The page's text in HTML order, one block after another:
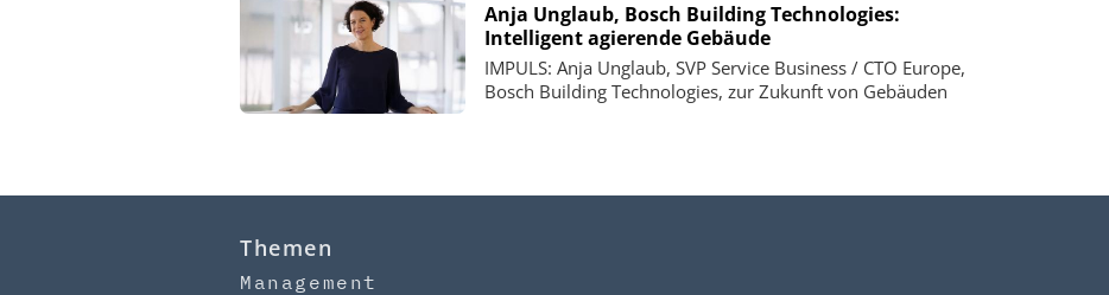
Anja Unglaub, Bosch Building Technologies:
Intelligent agierende Gebäude
IMPULS: Anja Unglaub, SVP Service Business / CTO Europe,
Bosch Building Technologies, zur Zukunft von Gebäuden
Themen
Management